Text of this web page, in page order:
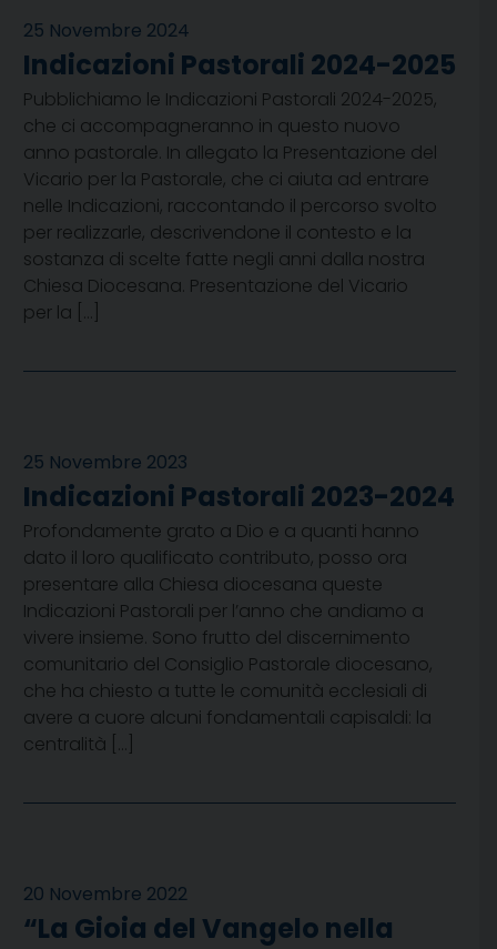
25 Novembre 2024
Indicazioni Pastorali 2024-2025
Pubblichiamo le Indicazioni Pastorali 2024-2025,
che ci accompagneranno in questo nuovo
anno pastorale. In allegato la Presentazione del
Vicario per la Pastorale, che ci aiuta ad entrare
nelle Indicazioni, raccontando il percorso svolto
per realizzarle, descrivendone il contesto e la
sostanza di scelte fatte negli anni dalla nostra
Chiesa Diocesana. Presentazione del Vicario
per la […]
25 Novembre 2023
Indicazioni Pastorali 2023-2024
Profondamente grato a Dio e a quanti hanno
dato il loro qualificato contributo, posso ora
presentare alla Chiesa diocesana queste
Indicazioni Pastorali per l’anno che andiamo a
vivere insieme. Sono frutto del discernimento
comunitario del Consiglio Pastorale diocesano,
che ha chiesto a tutte le comunità ecclesiali di
avere a cuore alcuni fondamentali capisaldi: la
centralità […]
20 Novembre 2022
“La Gioia del Vangelo nella